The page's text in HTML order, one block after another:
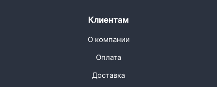
Клиентам
О компании
Оплата
Доставка